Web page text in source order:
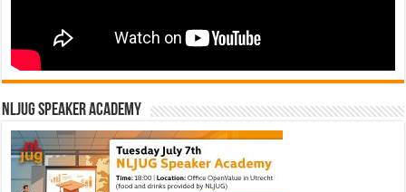
NLJUG Speaker Academy